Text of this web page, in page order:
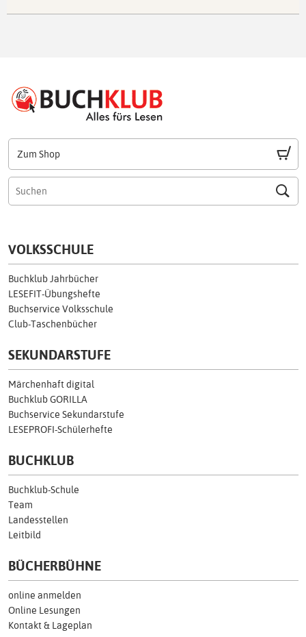
Zum Shop
VOLKSSCHULE
Buchklub Jahrbücher
LESEFIT-Übungshefte
Buchservice Volksschule
Club-Taschenbücher
SEKUNDARSTUFE
Märchenhaft digital
Buchklub GORILLA
Buchservice Sekundarstufe
LESEPROFI-Schülerhefte
BUCHKLUB
Buchklub-Schule
Team
Landesstellen
Leitbild
BÜCHERBÜHNE
online anmelden
Online Lesungen
Kontakt & Lageplan